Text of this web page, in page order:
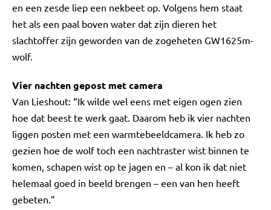
en een zesde liep een nekbeet op. Volgens hem staat
het als een paal boven water dat zijn dieren het
slachtoffer zijn geworden van de zogeheten GW1625m-
wolf.
Vier nachten gepost met camera
Van Lieshout: “Ik wilde wel eens met eigen ogen zien
hoe dat beest te werk gaat. Daarom heb ik vier nachten
liggen posten met een warmtebeeldcamera. Ik heb zo
gezien hoe de wolf toch een nachtraster wist binnen te
komen, schapen wist op te jagen en – al kon ik dat niet
helemaal goed in beeld brengen – een van hen heeft
gebeten.”